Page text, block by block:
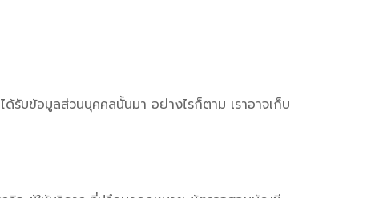
ด้รับข้อมูลส่วนบุคคลนั้นมา อย่างไรก็ตาม เราอาจเก็บ